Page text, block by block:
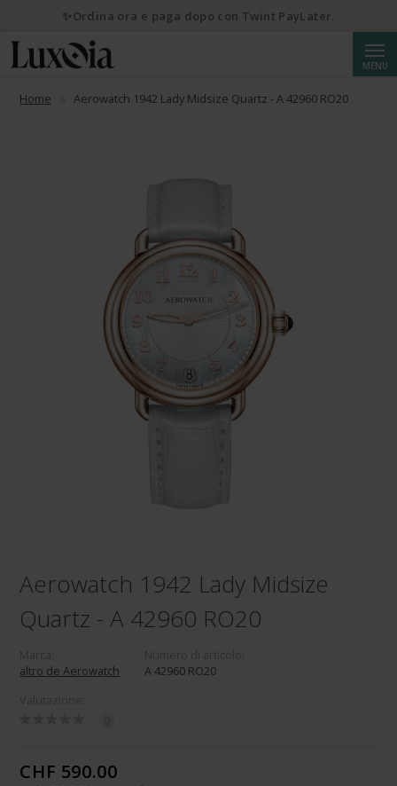
MENU
Home Aerowatch 1942 Lady Midsize Quartz - A 42960 RO20
Aerowatch 1942 Lady Midsize
Quartz - A 42960 RO20
altro de Aerowatch
A 42960 RO20
CHF 590.00
✨Ordina ora e paga dopo con Twint PayLater.